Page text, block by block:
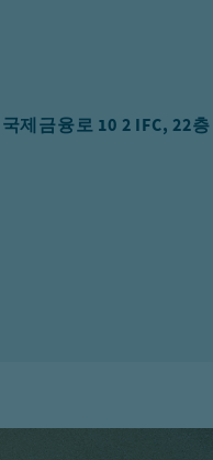
제금융로 10 2 IFC, 22층